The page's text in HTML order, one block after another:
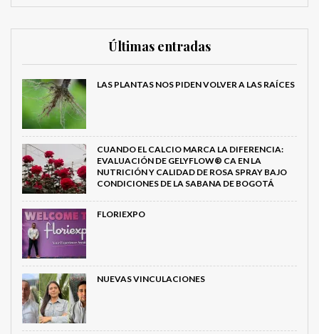
Últimas entradas
LAS PLANTAS NOS PIDEN VOLVER A LAS RAÍCES
CUANDO EL CALCIO MARCA LA DIFERENCIA:
EVALUACIÓN DE GELYFLOW® CA EN LA
NUTRICIÓN Y CALIDAD DE ROSA SPRAY BAJO
CONDICIONES DE LA SABANA DE BOGOTÁ
FLORIEXPO
NUEVAS VINCULACIONES